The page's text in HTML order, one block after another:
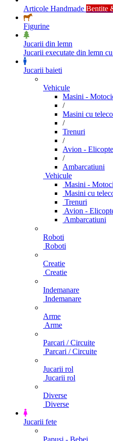
Articole Handmade Bentite
Figurine
Jucarii din lemn
Jucarii executate din lemn
Jucarii baieti
Vehicule
Masini -
/
Masini cu
/
Trenuri
/
Avion -
/
Ambarcatiuni
Vehicule
Masini -
Masini cu
Trenuri
Avion -
Ambarcatiuni
Roboti
Roboti
Creatie
Creatie
Indemanare
Indemanare
Arme
Arme
Parcari / Circuite
Parcari / Circuite
Jucarii rol
Jucarii rol
Diverse
Diverse
Jucarii fete
Papusi - Bebei